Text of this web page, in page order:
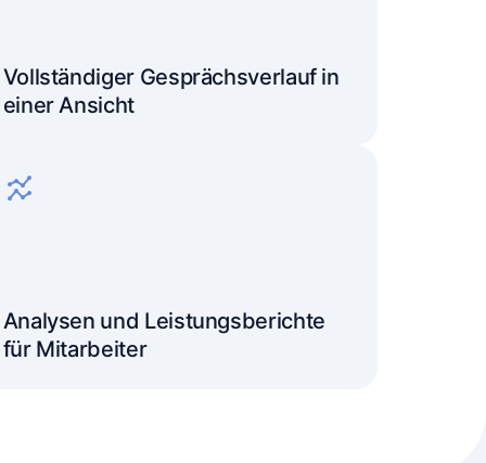
Vollständiger Gesprächsverlauf in
einer Ansicht
Analysen und Leistungsberichte
für Mitarbeiter